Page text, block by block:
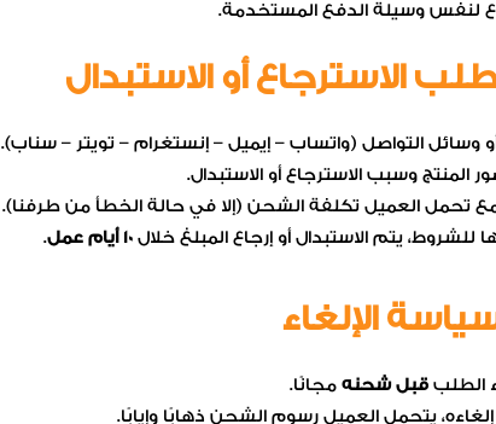
لنفس وسيلة الدفع المستخدمة.
الاسترجاع أو الاستبدال
وسائل التواصل (واتساب – إيميل – إنستغرام – تويتر – سناب).
المنتج وسبب الاسترجاع أو الاستبدال.
مع تحمل العميل تكلفة الشحن (إلا في حالة الخطأ من طرفنا).
يتم الاستبدال أو إرجاع المبلغ خلال 10 أيام عمل .
الإلغاء
الطلبقبل شحنه مجانًا.
يتحمل العميل رسوم الشحن ذهابًا وإيابًا.